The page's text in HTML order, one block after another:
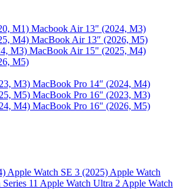
M1) Macbook Air 13" (2024, M3)
M4) MacBook Air 13″ (2026, M5)
M3) MacBook Air 15" (2025, M4)
M5)
M3) MacBook Pro 14″ (2024, M4)
M5) MacBook Pro 16" (2023, M3)
M4) MacBook Pro 16" (2026, M5)
Apple Watch SE 3 (2025) Apple Watch
11 Apple Watch Ultra 2 Apple Watch